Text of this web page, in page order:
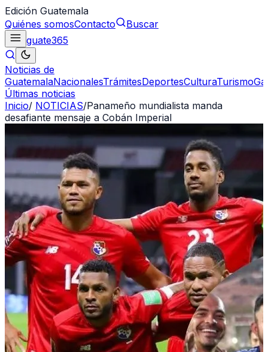
Edición Guatemala
Quiénes somosContacto
Buscar
guate365
Noticias de
GuatemalaNacionalesTrámitesDeportesCulturaTurismo
Últimas noticias
Inicio/ NOTICIAS/Panameño mundialista manda
desafiante mensaje a Cobán Imperial